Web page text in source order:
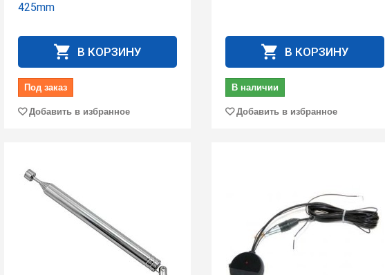
425mm
В КОРЗИНУ
Под заказ
Добавить в избранное
В КОРЗИНУ
В наличии
Добавить в избранное